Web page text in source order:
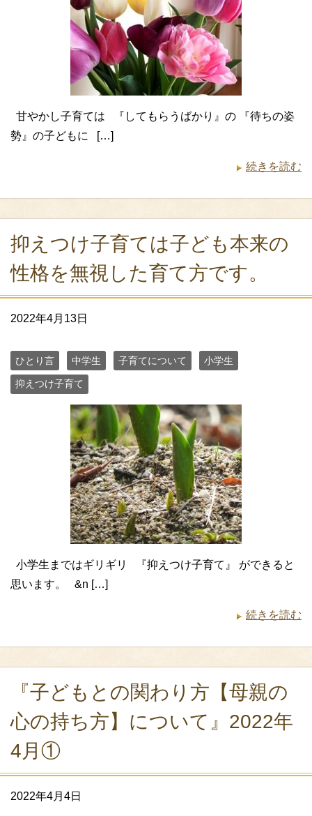
甘やかし子育ては 『してもらうばかり』の 『待ちの姿
勢』の子どもに […]
続きを読む
抑えつけ子育ては子ども本来の
性格を無視した育て方です。
2022年4月13日
ひとり言 中学生 子育てについて 小学生
抑えつけ子育て
小学生まではギリギリ 『抑えつけ子育て』 ができると
思います。 &n […]
続きを読む
『子どもとの関わり方【母親の
心の持ち方】について』2022年
4月①
2022年4月4日